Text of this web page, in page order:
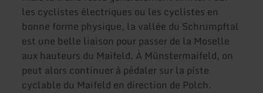
les cyclistes électriques ou les cyclistes en
bonne forme physique, la vallée du Schrumpftal
est une belle liaison pour passer de la Moselle
aux hauteurs du Maifeld. À Münstermaifeld, on
peut alors continuer à pédaler sur la piste
cyclable du Maifeld en direction de Polch.